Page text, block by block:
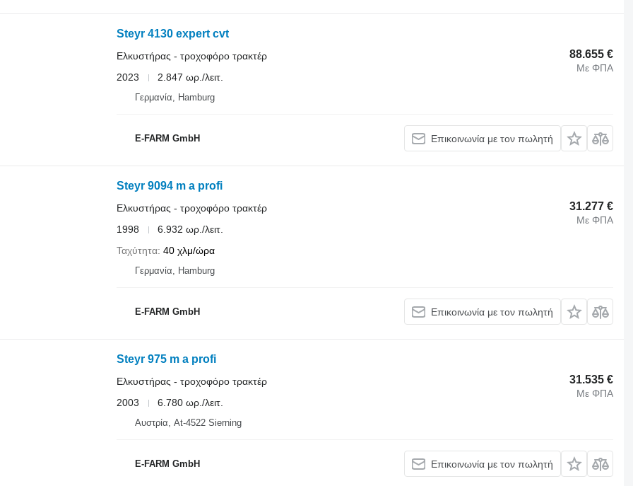
Steyr 4130 expert cvt
88.655 €
Με ΦΠΑ
Ελκυστήρας - τροχοφόρο τρακτέρ
2023
2.847 ωρ./λειτ.
Γερμανία, Hamburg
E-FARM GmbH Επικοινωνία με τον πωλητή
Steyr 9094 m a profi
31.277 €
Με ΦΠΑ
Ελκυστήρας - τροχοφόρο τρακτέρ
1998
6.932 ωρ./λειτ.
Ταχύτητα 40 χλμ/ώρα
Γερμανία, Hamburg
E-FARM GmbH Επικοινωνία με τον πωλητή
Steyr 975 m a profi
31.535 €
Με ΦΠΑ
Ελκυστήρας - τροχοφόρο τρακτέρ
2003
6.780 ωρ./λειτ.
Αυστρία, At-4522 Sierning
E-FARM GmbH Επικοινωνία με τον πωλητή